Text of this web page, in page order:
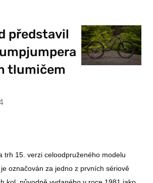
představil
tlumičem
trh 15. verzi celoodpruženého modelu
označován za jedno z prvních sériově